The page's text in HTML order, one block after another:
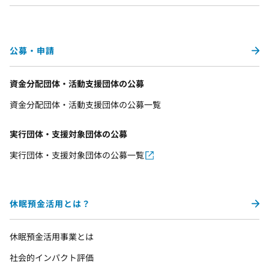
公募・申請
資金分配団体・活動支援団体の公募
資金分配団体・活動支援団体の公募一覧
実行団体・支援対象団体の公募
実行団体・支援対象団体の公募一覧
休眠預金活用とは？
休眠預金活用事業とは
社会的インパクト評価